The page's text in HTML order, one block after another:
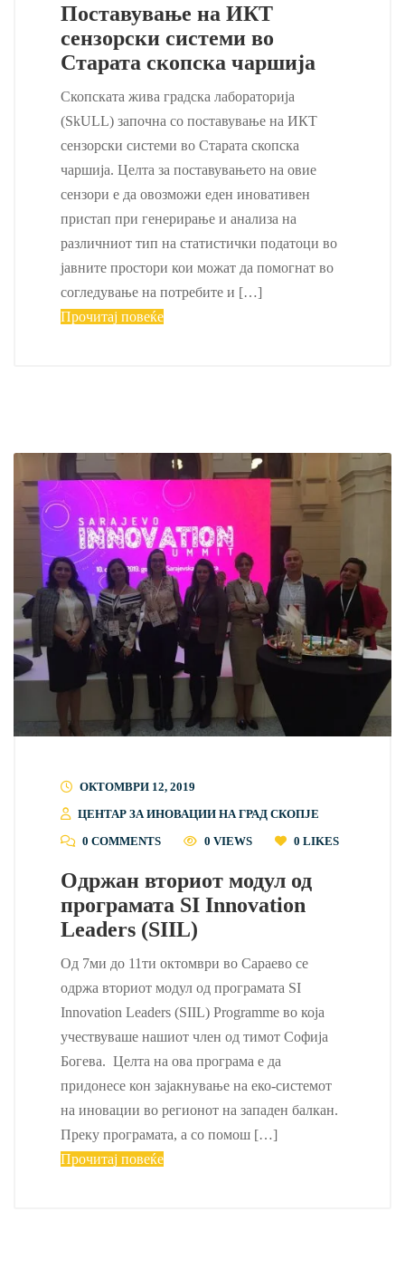
Поставување на ИКТ
сензорски системи во
Старата скопска чаршија
Скопската жива градска лабораторија
(SkULL) започна со поставување на ИКТ
сензорски системи во Старата скопска
чаршија. Целта за поставувањето на овие
сензори е да овозможи еден иновативен
пристап при генерирање и анализа на
различниот тип на статистички податоци во
јавните простори кои можат да помогнат во
согледување на потребите и […]
Прочитај повеќе
ОКТОМВРИ 12, 2019
ЦЕНТАР ЗА ИНОВАЦИИ НА ГРАД СКОПЈЕ
0 COMMENTS
0 VIEWS 0 LIKES
Одржан вториот модул од
програмата SI Innovation
Leaders (SIIL)
Од 7ми до 11ти октомври во Сараево се
одржа вториот модул од програмата SI
Innovation Leaders (SIIL) Programme во која
учествуваше нашиот член од тимот Софија
Богева. Целта на ова програма е да
придонесе кон зајакнување на еко-системот
на иновации во регионот на западен балкан.
Преку програмата, а со помош […]
Прочитај повеќе